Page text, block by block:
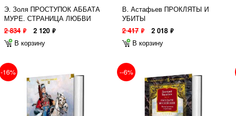
Э. Золя ПРОСТУПОК АББАТА
МУРЕ. СТРАНИЦА ЛЮБВИ
2 834 ф 2 120 ф
В корзину
В. Астафьев ПРОКЛЯТЫ И
УБИТЫ
2 417 ф 2 018 ф
В корзину
-16% --6%